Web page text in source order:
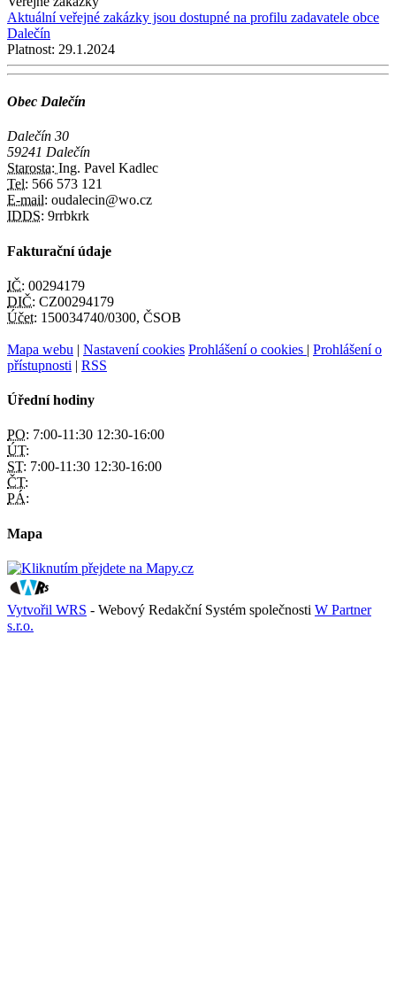
Aktuální veřejné zakázky jsou dostupné na profilu zadavatele obce
Dalečín
Platnost: 29.1.2024
Obec Dalečín
Dalečín 30
59241 Dalečín
Starosta: Ing. Pavel Kadlec
Tel: 566 573 121
E-mail: oudalecin@wo.cz
IDDS: 9rrbkrk
Fakturační údaje
IČ: 00294179
DIČ: CZ00294179
Účet: 150034740/0300, ČSOB
Mapa webu | Nastavení cookies Prohlášení o cookies | Prohlášení o
přístupnosti | RSS
Úřední hodiny
PO: 7:00-11:30 12:30-16:00
ÚT:
ST: 7:00-11:30 12:30-16:00
ČT:
PÁ:
Mapa
Vytvořil WRS - Webový Redakční Systém společnosti W Partner
s.r.o.